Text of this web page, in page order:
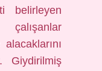
belirleyen
Giydirilmiş